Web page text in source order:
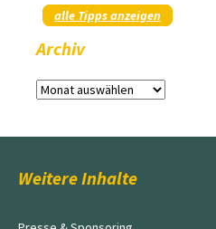
alle Tipps anzeigen
Archiv
Archiv
Weitere Inhalte